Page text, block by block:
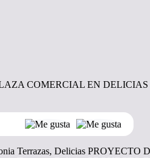
COMERCIAL EN DELICIAS